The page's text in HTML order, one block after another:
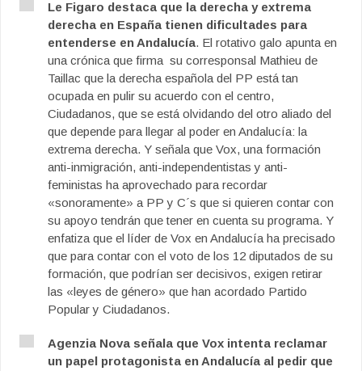
Le Figaro destaca que la derecha y extrema
derecha en España tienen dificultades para
entenderse en Andalucía. El rotativo galo apunta en
una crónica que firma su corresponsal Mathieu de
Taillac que la derecha española del PP está tan
ocupada en pulir su acuerdo con el centro,
Ciudadanos, que se está olvidando del otro aliado del
que depende para llegar al poder en Andalucía: la
extrema derecha. Y señala que Vox, una formación
anti-inmigración, anti-independentistas y anti-
feministas ha aprovechado para recordar
«sonoramente» a PP y C´s que si quieren contar con
su apoyo tendrán que tener en cuenta su programa. Y
enfatiza que el líder de Vox en Andalucía ha precisado
que para contar con el voto de los 12 diputados de su
formación, que podrían ser decisivos, exigen retirar
las «leyes de género» que han acordado Partido
Popular y Ciudadanos.
Agenzia Nova señala que Vox intenta reclamar
un papel protagonista en Andalucía al pedir que